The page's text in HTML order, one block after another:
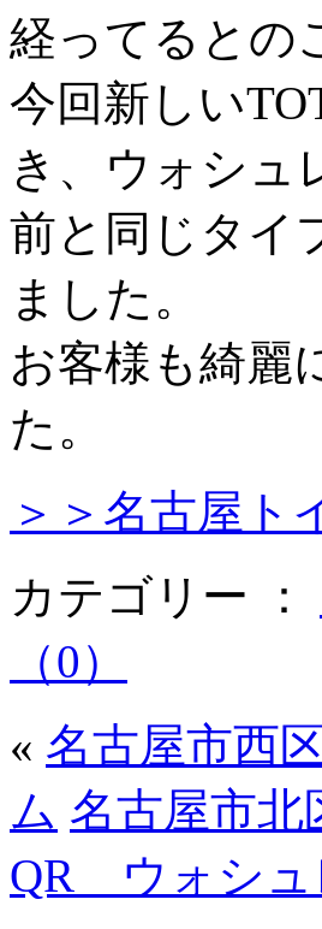
経ってるとの
今回新しい
き、ウォシュ
前と同じタイ
ました。
お客様も綺麗
た。
＞＞名古屋ト
カテゴリー ：
（0）
« 名古屋市西
ム 名古屋市北
QR ウォシュ